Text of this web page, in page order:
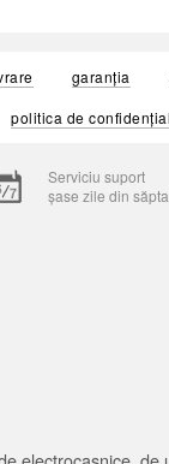
garanția
politica de
Serviciu suport
șase zile din